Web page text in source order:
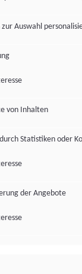
Auswahl
von Inhalten
Statistiken oder
der Angebote